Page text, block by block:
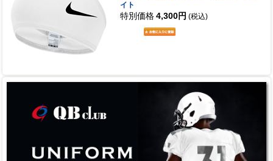
イト
特別価格 4,300円 (税込)